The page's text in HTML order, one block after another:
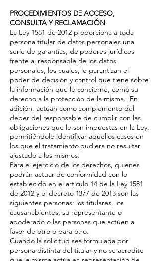
PROCEDIMIENTOS DE ACCESO,
CONSULTA Y RECLAMACIÓN
La Ley 1581 de 2012 proporciona a toda
persona titular de datos personales una
serie de garantías, de poderes jurídicos
frente al responsable de los datos
personales, los cuales, le garantizan el
poder de decisión y control que tiene sobre
la información que le concierne, como su
derecho a la protección de la misma. En
adición, actúan como complemento del
deber del responsable de cumplir con las
obligaciones que le son impuestas en la Ley,
permitiéndole identificar aquellos casos en
los que el tratamiento pudiera no resultar
ajustado a los mismos.
Para el ejercicio de los derechos, quienes
podrán actuar de conformidad con lo
establecido en el artículo 14 de la Ley 1581
de 2012 y el decreto 1377 de 2013 son las
siguientes personas: los titulares, los
causahabientes, su representante o
apoderado o las personas que actúen a
favor de otro o para otro.
Cuando la solicitud sea formulada por
persona distinta del titular y no se acredite